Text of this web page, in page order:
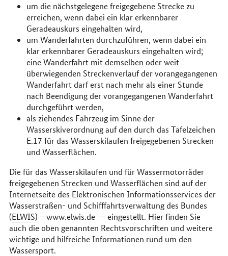
um die nächstgelegene freigegebene Strecke zu
erreichen, wenn dabei ein klar erkennbarer
Geradeauskurs eingehalten wird,
um Wanderfahrten durchzuführen, wenn dabei ein
klar erkennbarer Geradeauskurs eingehalten wird;
eine Wanderfahrt mit demselben oder weit
überwiegenden Streckenverlauf der vorangegangenen
Wanderfahrt darf erst nach mehr als einer Stunde
nach Beendigung der vorangegangenen Wanderfahrt
durchgeführt werden,
als ziehendes Fahrzeug im Sinne der
Wasserskiverordnung auf den durch das Tafelzeichen
E.17 für das Wasserskilaufen freigegebenen Strecken
und Wasserflächen.
Die für das Wasserskilaufen und für Wassermotorräder
freigegebenen Strecken und Wasserflächen sind auf der
Internetseite des Elektronischen Informationsservices der
Wasserstraßen- und Schifffahrtsverwaltung des Bundes
(ELWIS) – www.elwis.de -– eingestellt. Hier finden Sie
auch die oben genannten Rechtsvorschriften und weitere
wichtige und hilfreiche Informationen rund um den
Wassersport.